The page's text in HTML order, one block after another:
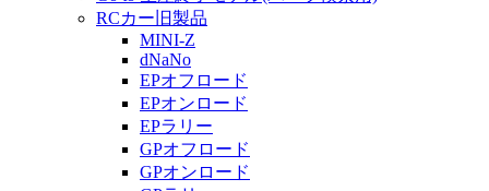
RCカー旧製品
MINI-Z
dNaNo
EPオフロード
EPオンロード
EPラリー
GPオフロード
GPオンロード